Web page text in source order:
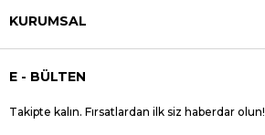
KURUMSAL
E - BÜLTEN
Takipte kalın. Fırsatlardan ilk siz haberdar olun!